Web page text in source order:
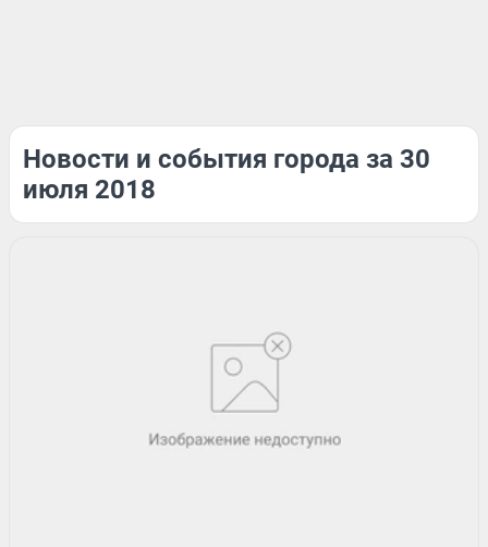
Новости и события города за 30
июля 2018